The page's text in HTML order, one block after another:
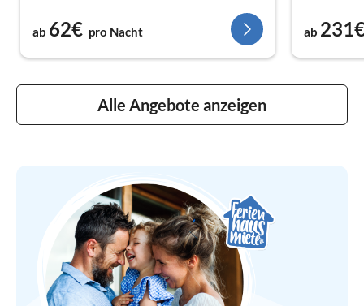
ab 62€ pro Nacht ab
Alle Angebote anzeigen